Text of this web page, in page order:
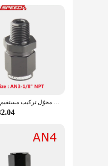
fittings are
fittings are
secure
components.
These fittings
محوّل تركيب مستقيم مع نقطة PT ، دوار نسائي ، 3AN ، 4AN ، 6AN ، 8AN ، 10AN ، 12AN